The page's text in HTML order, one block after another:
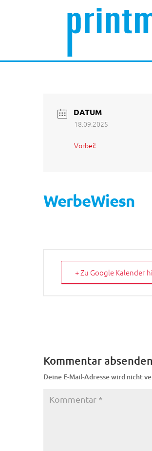
DATUM
18.09.2025
Vorbei!
WerbeWiesn
+ Zu Google Kalender
Kommentar absenden
Deine E-Mail-Adresse wird nicht